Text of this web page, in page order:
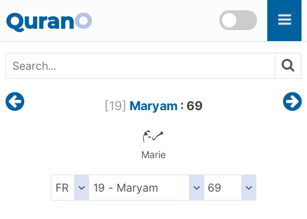
QuranO
[19] Maryam: 69
مريم
Marie